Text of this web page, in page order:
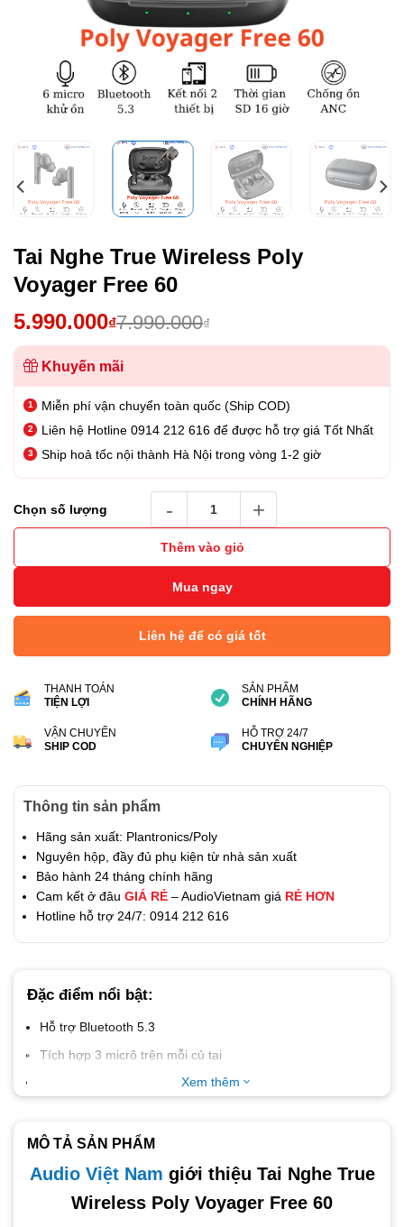
Tai Nghe True Wireless Poly
Voyager Free 60
7.990.000₫
Giá
gốc
là:
7.990.000₫.
5.990.000₫
Giá
hiện
tại
là:
5.990.000₫.
Khuyến mãi
Miễn phí vận chuyển toàn quốc (Ship COD)
Liên hệ Hotline 0914 212 616 để được hỗ trợ giá Tốt Nhất
Ship hoả tốc nội thành Hà Nội trong vòng 1-2 giờ
Chọn số lượng
Thêm vào giỏ
Mua ngay
Liên hệ để có giá tốt
THANH TOÁN
TIỆN LỢI
SẢN PHẨM
CHÍNH HÃNG
VẬN CHUYỂN
SHIP COD
HỖ TRỢ 24/7
CHUYÊN NGHIỆP
Thông tin sản phẩm
Hãng sản xuất: Plantronics/Poly
Nguyên hộp, đầy đủ phụ kiện từ nhà sản xuất
Bảo hành 24 tháng chính hãng
Cam kết ở đâu GIÁ RẺ – AudioVietnam giá RẺ HƠN
Hotline hỗ trợ 24/7: 0914 212 616
Đặc điểm nổi bật:
Hỗ trợ Bluetooth 5.3
Tích hợp 3 micrô trên mỗi củ tai
Công nghệ WindSmart để bảo vệ chống lại tiếng ồn của
gió
11 giờ với hộp sạc)
Thời gian nghe (ANC bật) lên đến 24 giờ (8 giờ cộng thêm
Xem thêm
MÔ TẢ SẢN PHẨM
Audio Việt Nam giới thiệu Tai Nghe True
Wireless Poly Voyager Free 60